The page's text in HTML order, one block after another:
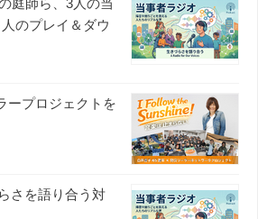
庭師ら、3人の当
のプレイ＆ダウ
ープロジェクトを
さを語り合う対